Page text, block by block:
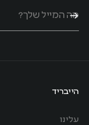
הייבריד
עלינו